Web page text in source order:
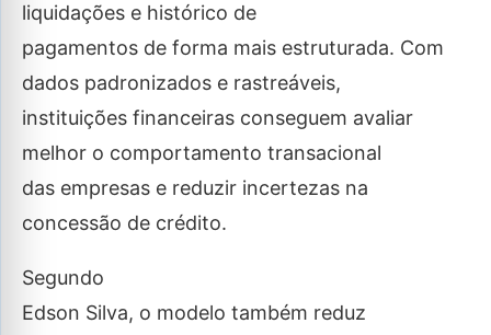
liquidações e histórico de
pagamentos de forma mais estruturada. Com
dados padronizados e rastreáveis,
instituições financeiras conseguem avaliar
melhor o comportamento transacional
das empresas e reduzir incertezas na
concessão de crédito.
Segundo
Edson Silva, o modelo também reduz